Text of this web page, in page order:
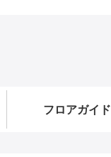
フロアガイド